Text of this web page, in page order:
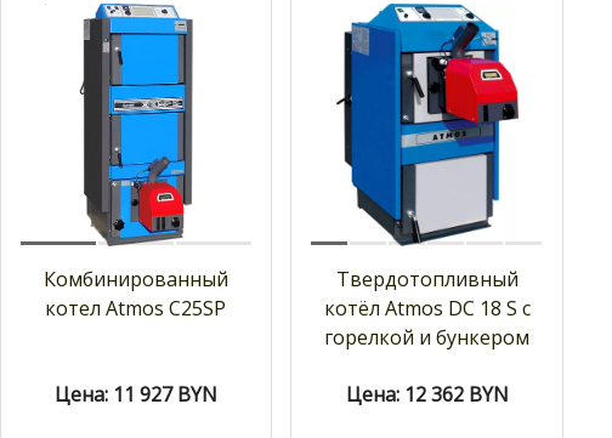
Комбинированный
котел Atmos C25SP
Цена: 11 927 BYN
Твердотопливный
котёл Atmos DC 18 S с
горелкой и бункером
Цена: 12 362 BYN